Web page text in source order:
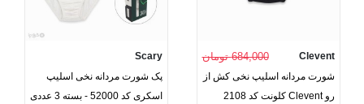
Clevent 684,000 تومان
شورت مردانه اسلیپ نخی کش از
رو Clevent کلونت کد 2108
Scary
پک شورت مردانه نخی اسلیپ
اسکری کد 52000 - بسته 3 عددی